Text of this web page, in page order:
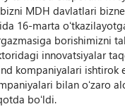
bizni MDH davlatlari
16-marta
borishimizni
innovatsiyalar
kompaniyalari ishtirok
bilan oʻzaro
boʻldi.